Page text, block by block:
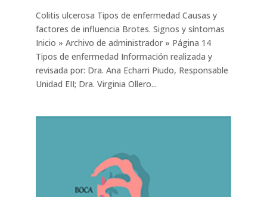
Colitis ulcerosa Tipos de enfermedad Causas y
factores de influencia Brotes. Signos y síntomas
Inicio » Archivo de administrador » Página 14
Tipos de enfermedad Información realizada y
revisada por: Dra. Ana Echarri Piudo, Responsable
Unidad EII; Dra. Virginia Ollero...